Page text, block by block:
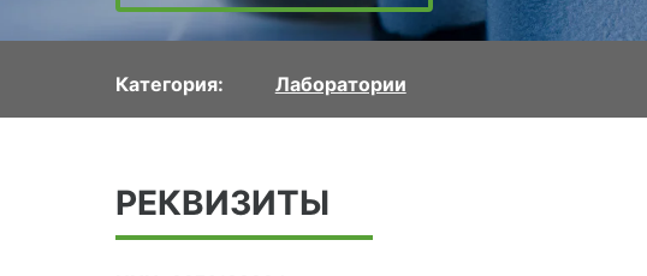
Категория: Лаборатории
РЕКВИЗИТЫ